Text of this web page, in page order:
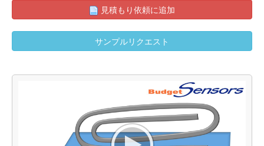
見積もり依頼に追加
サンプルリクエスト